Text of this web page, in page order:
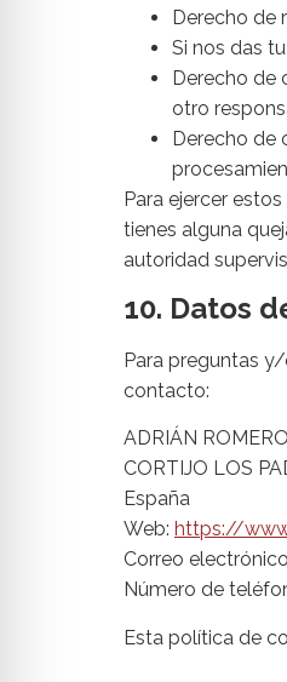
Derecho de
Si nos das
Derecho de
otro
Derecho de
Para ejercer
tienes alguna
autoridad
10. Datos
Para preguntas
contacto:
ADRIÁN
CORTIJO LOS
España
Web: https://
Correo
Número de
Esta política de